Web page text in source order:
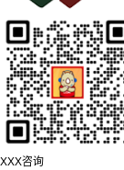
XXX咨询